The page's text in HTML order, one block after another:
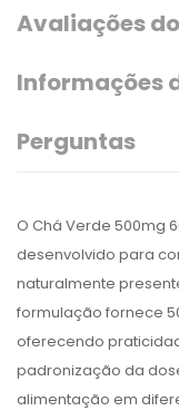
Avaliações
Informações
Perguntas
O Chá Verde 500mg
desenvolvido para
naturalmente
formulação fornece
oferecendo
padronização da
alimentação em